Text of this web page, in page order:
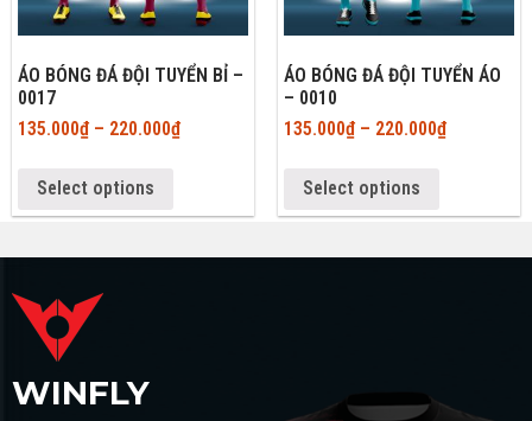
ÁO BÓNG ĐÁ ĐỘI TUYỂN BỈ –
0017
135.000₫– 220.000₫
Select options
ÁO BÓNG ĐÁ ĐỘI TUYỂN ÁO
– 0010
135.000₫– 220.000₫
Select options
WINFLY